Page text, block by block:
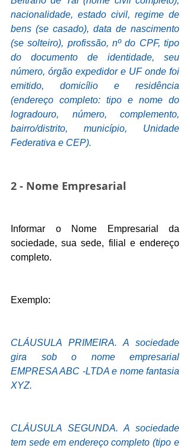
nacionalidade, estado civil, regime de
bens (se casado), data de nascimento
(se solteiro), profissão, nº do CPF, tipo
do documento de identidade, seu
número, órgão expedidor e UF onde foi
emitido, domicílio e residência
(endereço completo: tipo e nome do
logradouro, número, complemento,
bairro/distrito, município, Unidade
Federativa e CEP).
2 - Nome Empresarial
Informar o Nome Empresarial da
sociedade, sua sede, filial e endereço
completo.
Exemplo:
CLÁUSULA PRIMEIRA. A sociedade
gira sob o nome empresarial
EMPRESA ABC -LTDA e nome fantasia
XYZ.
CLÁUSULA SEGUNDA. A sociedade
tem sede em endereço completo (tipo e